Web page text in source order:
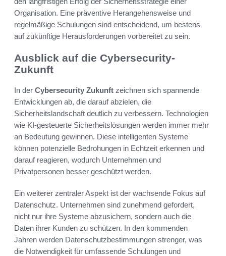
Organisation. Eine präventive Herangehensweise und
regelmäßige Schulungen sind entscheidend, um bestens
auf zukünftige Herausforderungen vorbereitet zu sein.
Ausblick auf die Cybersecurity-
Zukunft
In der Cybersecurity Zukunft zeichnen sich spannende
Entwicklungen ab, die darauf abzielen, die
Sicherheitslandschaft deutlich zu verbessern. Technologien
wie KI-gesteuerte Sicherheitslösungen werden immer mehr
an Bedeutung gewinnen. Diese intelligenten Systeme
können potenzielle Bedrohungen in Echtzeit erkennen und
darauf reagieren, wodurch Unternehmen und
Privatpersonen besser geschützt werden.
Ein weiterer zentraler Aspekt ist der wachsende Fokus auf
Datenschutz. Unternehmen sind zunehmend gefordert,
nicht nur ihre Systeme abzusichern, sondern auch die
Daten ihrer Kunden zu schützen. In den kommenden
Jahren werden Datenschutzbestimmungen strenger, was
die Notwendigkeit für umfassende Schulungen und